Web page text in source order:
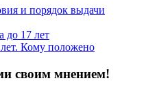
и порядок выдачи
до 17 лет
Кому положено
своим мнением!